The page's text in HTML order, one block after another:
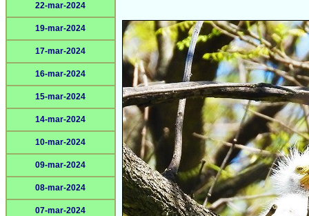
22-mar-2024
19-mar-2024
17-mar-2024
16-mar-2024
15-mar-2024
14-mar-2024
10-mar-2024
09-mar-2024
08-mar-2024
07-mar-2024